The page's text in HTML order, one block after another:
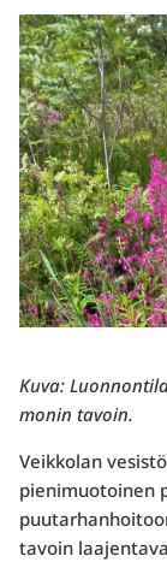
Kuva:
monin tavoin.
Veikkolan
pienimuotoinen
tavoin